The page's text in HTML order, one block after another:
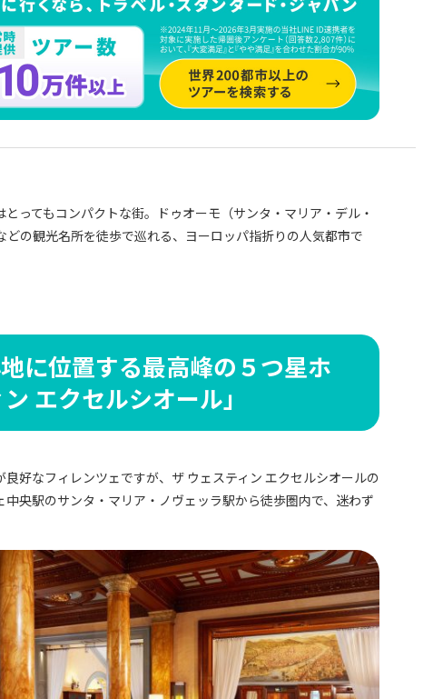
ってもコンパクトな街。ドゥオーモ（サンタ・マリア・デル・
どの観光名所を徒歩で巡れる、ヨーロッパ指折りの人気都市で
に位置する最高峰の５つ星ホ
エクセルシオール」
好なフィレンツェですが、ザ ウェスティン エクセルシオールの
央駅のサンタ・マリア・ノヴェッラ駅から徒歩圏内で、迷わず